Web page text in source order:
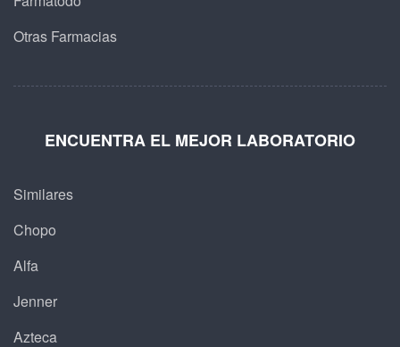
Otras Farmacias
ENCUENTRA EL MEJOR LABORATORIO
Similares
Chopo
Alfa
Jenner
Azteca